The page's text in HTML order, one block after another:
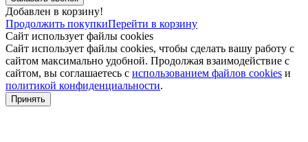
Добавлен в корзину!
Продолжить покупкиПерейти в корзину
Сайт использует файлы cookies
Сайт использует файлы cookies, чтобы сделать вашу работу с
сайтом максимально удобной. Продолжая взаимодействие с
сайтом, вы соглашаетесь с использованием файлов cookies и
политикой конфиденциальности.
Принять